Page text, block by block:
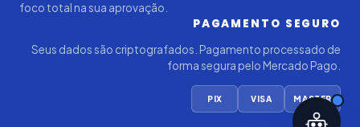
foco total na sua aprovação.
PAGAMENTO SEGURO
Seus dados são criptografados. Pagamento processado de
forma segura pelo Mercado Pago.
PIX VISA MASTER